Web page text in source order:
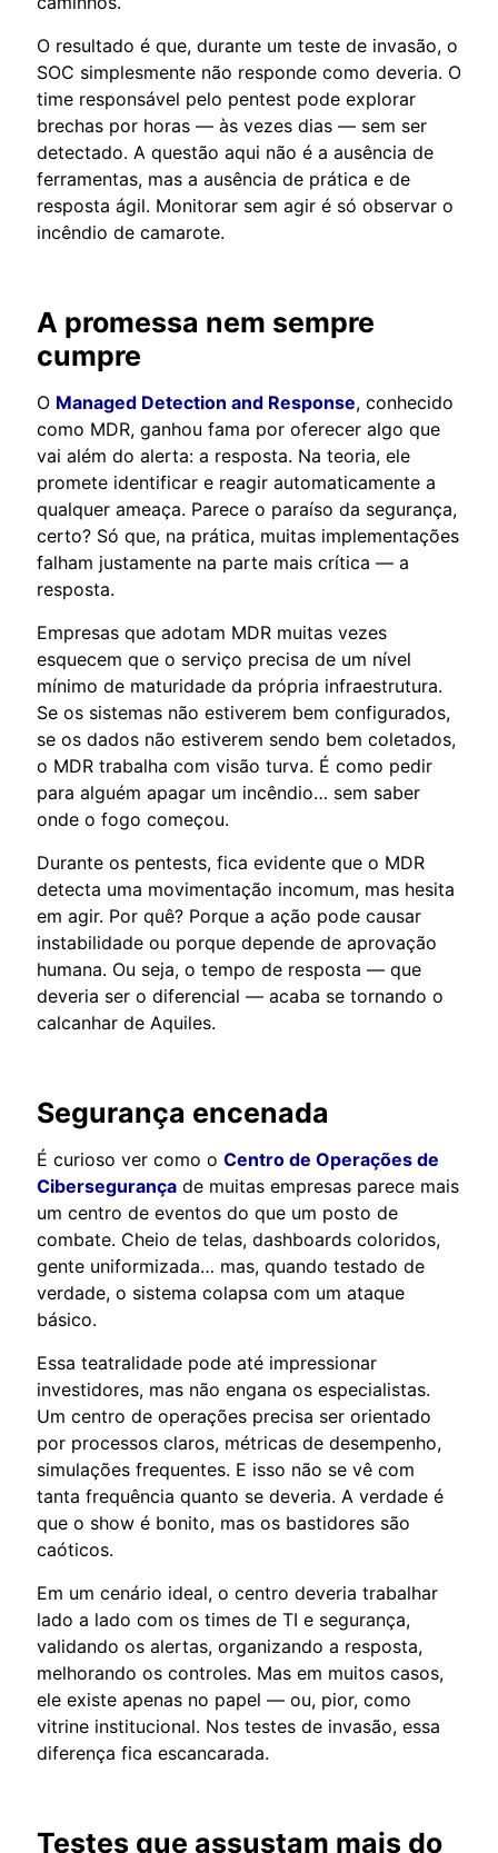
O resultado é que, durante um teste de invasão, o
SOC simplesmente não responde como deveria. O
time responsável pelo pentest pode explorar
brechas por horas — às vezes dias — sem ser
detectado. A questão aqui não é a ausência de
ferramentas, mas a ausência de prática e de
resposta ágil. Monitorar sem agir é só observar o
incêndio de camarote.
A promessa nem sempre
cumpre
O Managed Detection and Response, conhecido
como MDR, ganhou fama por oferecer algo que
vai além do alerta: a resposta. Na teoria, ele
promete identificar e reagir automaticamente a
qualquer ameaça. Parece o paraíso da segurança,
certo? Só que, na prática, muitas implementações
falham justamente na parte mais crítica — a
resposta.
Empresas que adotam MDR muitas vezes
esquecem que o serviço precisa de um nível
mínimo de maturidade da própria infraestrutura.
Se os sistemas não estiverem bem configurados,
se os dados não estiverem sendo bem coletados,
o MDR trabalha com visão turva. É como pedir
para alguém apagar um incêndio… sem saber
onde o fogo começou.
Durante os pentests, fica evidente que o MDR
detecta uma movimentação incomum, mas hesita
em agir. Por quê? Porque a ação pode causar
instabilidade ou porque depende de aprovação
humana. Ou seja, o tempo de resposta — que
deveria ser o diferencial — acaba se tornando o
calcanhar de Aquiles.
Segurança encenada
É curioso ver como o Centro de Operações de
Cibersegurança de muitas empresas parece mais
um centro de eventos do que um posto de
combate. Cheio de telas, dashboards coloridos,
gente uniformizada… mas, quando testado de
verdade, o sistema colapsa com um ataque
básico.
Essa teatralidade pode até impressionar
investidores, mas não engana os especialistas.
Um centro de operações precisa ser orientado
por processos claros, métricas de desempenho,
simulações frequentes. E isso não se vê com
tanta frequência quanto se deveria. A verdade é
que o show é bonito, mas os bastidores são
caóticos.
Em um cenário ideal, o centro deveria trabalhar
lado a lado com os times de TI e segurança,
validando os alertas, organizando a resposta,
melhorando os controles. Mas em muitos casos,
ele existe apenas no papel — ou, pior, como
vitrine institucional. Nos testes de invasão, essa
diferença fica escancarada.
Testes que assustam mais do